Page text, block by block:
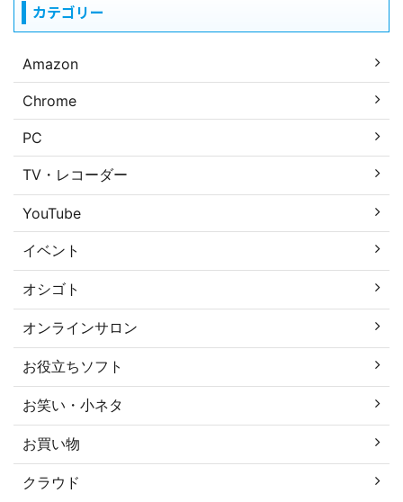
カテゴリー
Amazon
Chrome
PC
TV・レコーダー
YouTube
イベント
オシゴト
オンラインサロン
お役立ちソフト
お笑い・小ネタ
お買い物
クラウド